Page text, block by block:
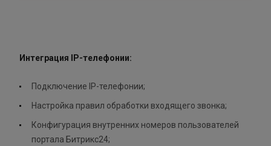
Интеграция IP-телефонии:
Подключение IP-телефонии;
Настройка правил обработки входящего звонка;
Конфигурация внутренних номеров пользователей
портала Битрикс24;